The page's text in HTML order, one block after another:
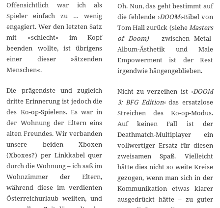
Offensichtlich war ich als
Spieler einfach zu … wenig
engagiert. Wer den letzten Satz
mit »schlecht« im Kopf
beenden wollte, ist übrigens
einer dieser »ätzenden
Menschen«.
Die prägendste und zugleich
dritte Erinnerung ist jedoch die
des Ko-op-Spielens. Es war in
der Wohnung der Eltern eins
alten Freundes. Wir verbanden
unsere beiden Xboxen
(Xboxes?) per Linkkabel quer
durch die Wohnung – ich saß im
Wohnzimmer der Eltern,
während diese im verdienten
Österreichurlaub weilten, und
Oh. Nun, das geht bestimmt auf
die fehlende ›DOOM‹-Bibel von
Tom Hall zurück (siehe Masters
of Doom)– zwischen Metal-
Album-Ästhetik und Male
Empowerment ist der Rest
irgendwie hängengeblieben.
Nicht zu verzeihen ist ›DOOM
3: BFG Edition‹das ersatzlose
Streichen des Ko-op-Modus.
Auf keinen Fall ist der
Deathmatch-Multiplayer ein
vollwertiger Ersatz für diesen
zweisamen Spaß. Vielleicht
hätte dies nicht so weite Kreise
gezogen, wenn man sich in der
Kommunikation etwas klarer
ausgedrückt hätte – zu guter